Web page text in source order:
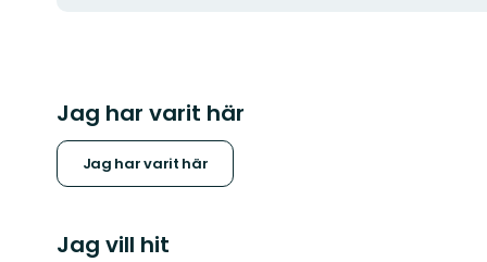
Jag har varit här
Jag har varit här
Jag vill hit